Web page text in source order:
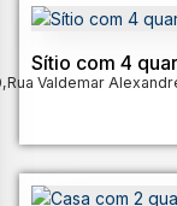
Sítio com 4
,Rua Valdemar